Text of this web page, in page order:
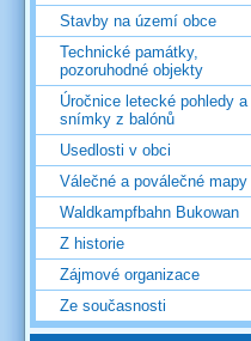
Stavby na území obce
Technické památky,
pozoruhodné objekty
Úročnice letecké pohledy a
snímky z balónů
Usedlosti v obci
Válečné a poválečné mapy
Waldkampfbahn Bukowan
Z historie
Zájmové organizace
Ze současnosti